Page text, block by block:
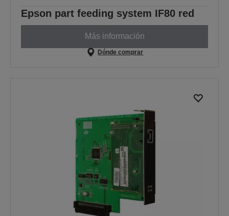
Epson part feeding system IF80 red
Más información
Dónde comprar